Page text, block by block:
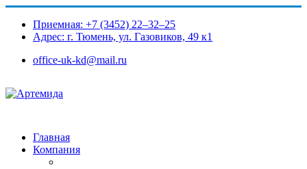
Приемная: +7 (3452) 22‒32‒25
Адрес: г. Тюмень, ул. Газовиков, 49 к1​
office-uk-kd@mail.ru
Главная
Компания